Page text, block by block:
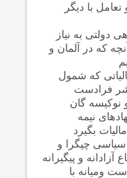
با دیگر
دولتی به نیاز
که در آلمان و
که شمول
فرادست
نوکیسه گان
نیمه
بگیرد
سیاسی چپگرا و
و پیگیرانه
ومیانه با